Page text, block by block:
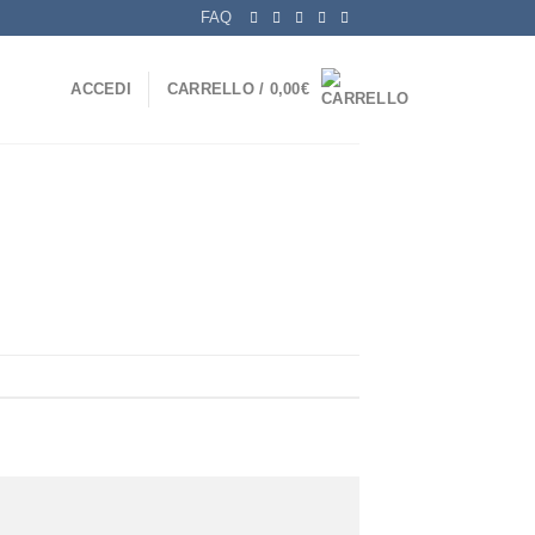
FAQ
ACCEDI CARRELLO / 0,00€